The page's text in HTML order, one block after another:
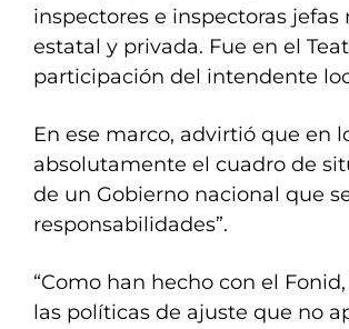
inspectores e inspectoras
estatal y privada. Fue en el
participación del intendente
En ese marco, advirtió que en
absolutamente el cuadro de
de un Gobierno nacional que
responsabilidades”.
“Como han hecho con el
las políticas de ajuste que no